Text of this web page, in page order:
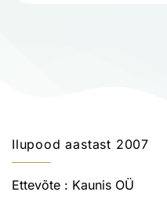
Ilupood aastast 2007
Ettevõte : Kaunis OÜ